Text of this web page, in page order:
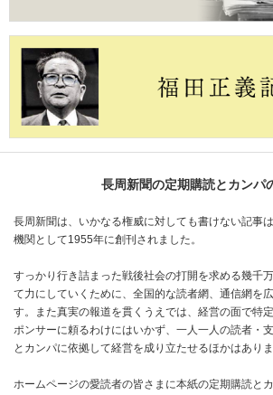
長周新聞の定期購読とカンパ
長周新聞は、いかなる権威に対しても書けない記事
機関として1955年に創刊されました。
すっかり行き詰まった戦後社会の打開を求める幾千
て力にしていくために、全国的な読者網、通信網を
す。また真実の報道を貫くうえでは、経営の面で特
ポンサーに頼るわけにはいかず、一人一人の読者・
とカンパに依拠して経営を成り立たせるほかはありま
ホームページの愛読者の皆さまに本紙の定期購読と